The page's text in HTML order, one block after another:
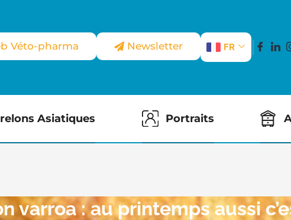
Véto-pharma Newsletter FR
Asiatiques Portraits
varroa : au printemps aussi